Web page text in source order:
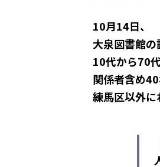
10月14日、
大泉図書館の
10代から70
関係者含め
練馬区以外に